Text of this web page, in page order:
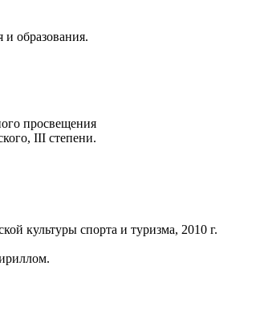
и образования.
просвещения
III степени.
культуры спорта и туризма, 2010 г.